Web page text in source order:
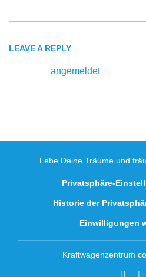
LEAVE A REPLY
angemeldetsein, um
Lebe Deine Träume und
Privatsphäre-
Historie der
Einwilligungen
Kraftwagenzentrum